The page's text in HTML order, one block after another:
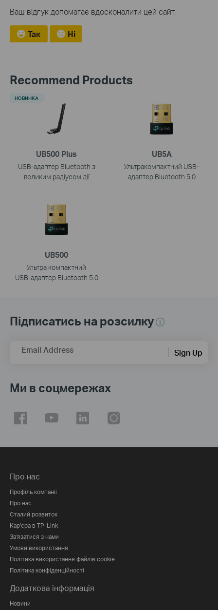
Ваш відгук допомагає вдосконалити цей сайт.
Так Ні
Recommend Products
UB500 Plus
USB-адаптер Bluetooth з
великим радіусом дії
НОВИНКА
UB5A
Ультракомпактний USB-
адаптер Bluetooth 5.0
UB500
Ультра компактний
USB‑адаптер Bluetooth 5.0
Підписатись на розсилку
Email Address Sign Up
Ми в соцмережах
Про нас
Профіль компанії
Про нас
Сталий розвиток
Кар'єра в TP-Link
Зв'язатися з нами
Умови використання
Політика використання файлів cookie
Політика конфіденційності
Додаткова інформація
Новини